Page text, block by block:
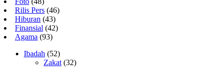
Rilis Pers (46)
Hiburan (43)
Finansial (42)
Agama (93)
Ibadah (52)
Zakat (32)